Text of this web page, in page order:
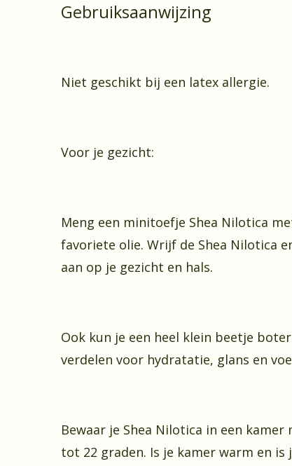
Gebruiksaanwijzing
Niet geschikt bij een latex allergie.
Voor je gezicht:
Meng een minitoefje Shea Nilotica
favoriete olie. Wrijf de Shea Nilotica
aan op je gezicht en hals.
Ook kun je een heel klein beetje
verdelen voor hydratatie, glans en
Bewaar je Shea Nilotica in een
tot 22 graden. Is je kamer warm en